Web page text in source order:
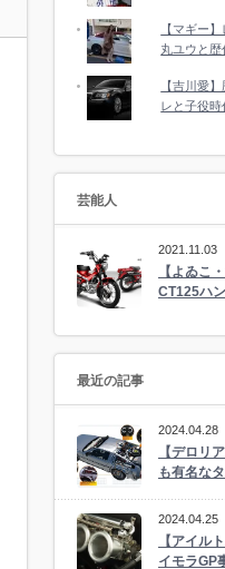
【マギー
丸ユウと
【吉川愛
レと子役
芸能人
2021.11.03
【よゐこ
CT125ハ
最近の記事
2024.04.28
【デロリ
も有名な
2024.04.25
【アイル
イモラGP